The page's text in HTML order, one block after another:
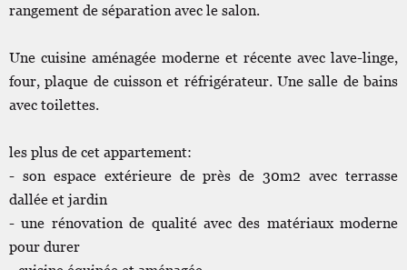
rangement de séparation avec le salon.
Une cuisine aménagée moderne et récente avec lave-linge,
four, plaque de cuisson et réfrigérateur. Une salle de bains
avec toilettes.
les plus de cet appartement:
- son espace extérieure de près de 30m2 avec terrasse
dallée et jardin
- une rénovation de qualité avec des matériaux moderne
pour durer